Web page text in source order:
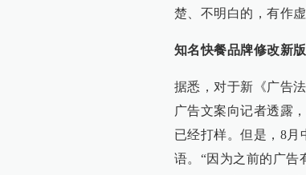
楚、不明白的，有作
知名快餐品牌修改新
据悉，对于新《广告
广告文案向记者透露
已经打样。但是，8
语。“因为之前的广告